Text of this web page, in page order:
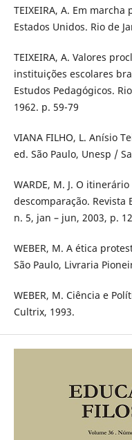
TEIXEIRA, A. Em
Estados Unidos. Rio de
TEIXEIRA, A. Valores
instituições escolares
Estudos Pedagógicos.
1962. p. 59-79
VIANA FILHO, L. Anísio
ed. São Paulo, Unesp /
WARDE, M. J. O
descomparação. Revista
n. 5, jan – jun, 2003, p.
WEBER, M. A ética
São Paulo, Livraria
WEBER, M. Ciência e
Cultrix, 1993.